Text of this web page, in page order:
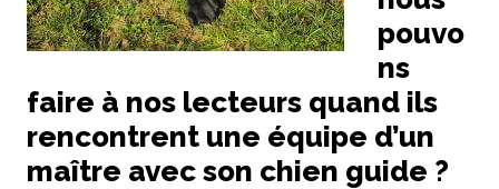
pouvo
ns
faire à nos lecteurs quand ils
rencontrent une équipe d’un
maître avec son chien guide ?